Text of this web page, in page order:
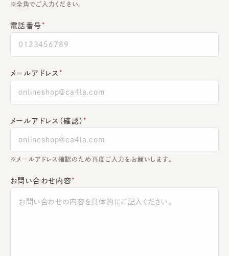
全角でご入力ください。
電話番号
メールアドレス
メールアドレス（確認）
※メールアドレス確認のため再度ご入力をお願いします。
お問い合わせ内容